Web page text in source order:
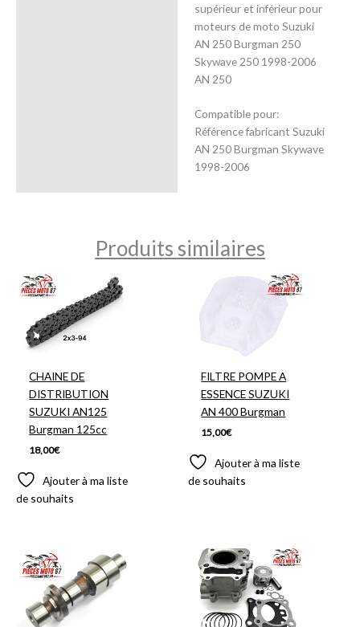
supérieur et inférieur pour
moteurs de moto Suzuki
AN 250 Burgman 250
Skywave 250 1998-2006
AN 250
Compatible pour:
Référence fabricant Suzuki
AN 250 Burgman Skywave
1998-2006
Produits similaires
CHAINE DE
DISTRIBUTION
SUZUKI AN125
Burgman 125cc
18,00€
Ajouter à ma liste
de souhaits
FILTRE POMPE A
ESSENCE SUZUKI
AN 400 Burgman
15,00€
Ajouter à ma liste
de souhaits